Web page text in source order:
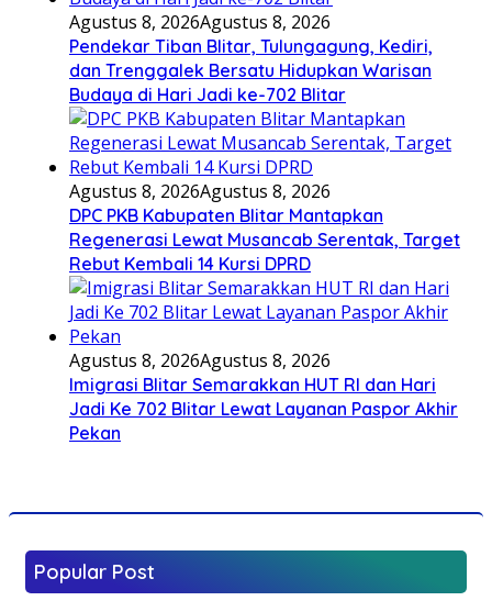
Agustus 8, 2026Agustus 8, 2026
Pendekar Tiban Blitar, Tulungagung, Kediri,
dan Trenggalek Bersatu Hidupkan Warisan
Budaya di Hari Jadi ke-702 Blitar
Agustus 8, 2026Agustus 8, 2026
DPC PKB Kabupaten Blitar Mantapkan
Regenerasi Lewat Musancab Serentak, Target
Rebut Kembali 14 Kursi DPRD
Agustus 8, 2026Agustus 8, 2026
Imigrasi Blitar Semarakkan HUT RI dan Hari
Jadi Ke 702 Blitar Lewat Layanan Paspor Akhir
Pekan
Popular Post